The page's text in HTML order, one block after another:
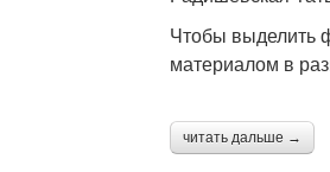
Чтобы выделить
материалом в
читать дальше →